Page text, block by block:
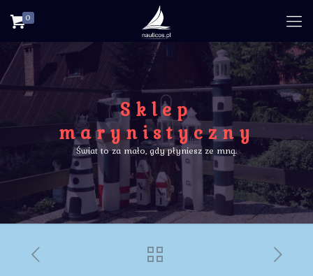
0
Sklep
marynistyczny
Świat to za mało, gdy płyniesz ze mną.